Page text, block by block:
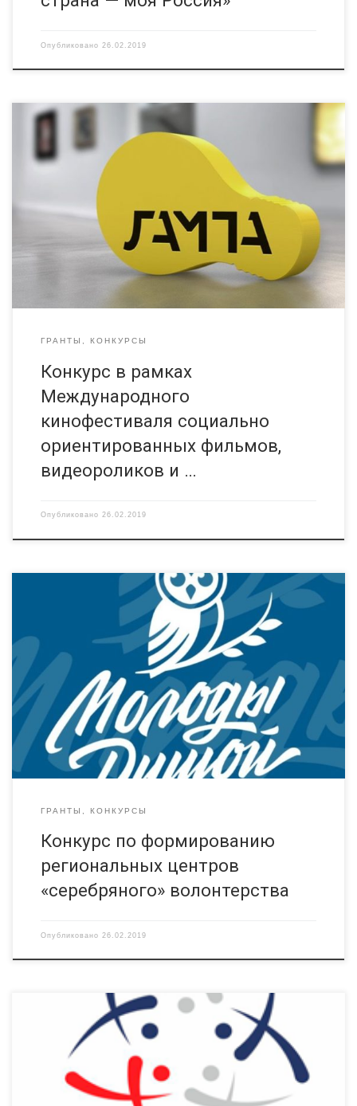
Опубликовано 26.02.2019
Сегодня «ЛАМПА» — единственный кинофестиваль в мире,
позиционирующий добровольчество и благотворительность
языком кино. Судьбы добровольцев, реальные истории
людей, изменивших мир вокруг себя, помощь, которая
пришла вовремя – вот далеко не весь перечень тем, которые
стали основой сюжетов конкурсных работ, присланных на суд
жюри «ЛАМПЫ». Кинофестиваль стал ежегодной площадкой
притяжения как […]
ГРАНТЫ, КОНКУРСЫ
Конкурс в рамках
Международного
кинофестиваля социально
ориентированных фильмов,
видеороликов и …
Опубликовано 26.02.2019
С 15 февраля по 24 марта 2019 года Ассоциация волонтерских
центров в партнерстве с Благотворительным фондом
«Память поколений» запустили Всероссийский конкурс по
формированию региональных центров «серебряного»
волонтерства. Конкурс ориентирован на некоммерческие
организации, которые развивают добровольчество. Также
подать свои заявки могут волонтёрские центры, созданные
на базе образовательных организаций, государственных
учреждений и […]
ГРАНТЫ, КОНКУРСЫ
Конкурс по формированию
региональных центров
«серебряного» волонтерства
Опубликовано 26.02.2019
Союз охраны психического здоровья объявляет о начале
приёма заявок на V Общероссийский конкурс
профилактических программ в сфере охраны психического
здоровья детей и подростков «Здоровое поколение»! По
результатам Конкурса организации – победители получат